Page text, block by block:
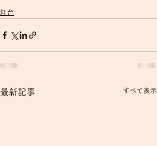
灯台
最新記事 すべて表示